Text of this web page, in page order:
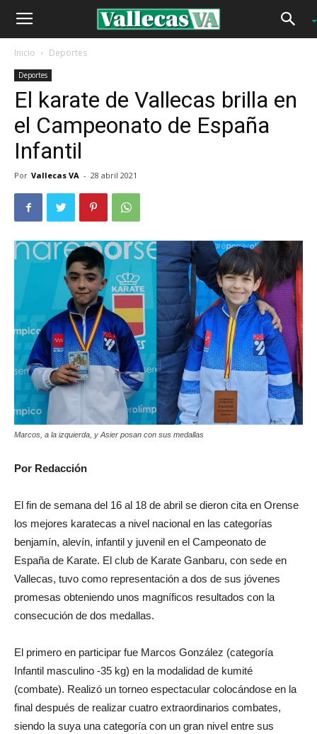
Inicio Deportes
Deportes
El karate de Vallecas brilla en
el Campeonato de España
Infantil
Por Vallecas VA - 28 abril 2021
Marcos, a la izquierda, y Asier posan con sus medallas
Por Redacción
El fin de semana del 16 al 18 de abril se dieron cita en Orense
los mejores karatecas a nivel nacional en las categorías
benjamín, alevín, infantil y juvenil en el Campeonato de
España de Karate. El club de Karate Ganbaru, con sede en
Vallecas, tuvo como representación a dos de sus jóvenes
promesas obteniendo unos magníficos resultados con la
consecución de dos medallas.
El primero en participar fue Marcos González (categoría
Infantil masculino -35 kg) en la modalidad de kumité
(combate). Realizó un torneo espectacular colocándose en la
final después de realizar cuatro extraordinarios combates,
siendo la suya una categoría con un gran nivel entre sus